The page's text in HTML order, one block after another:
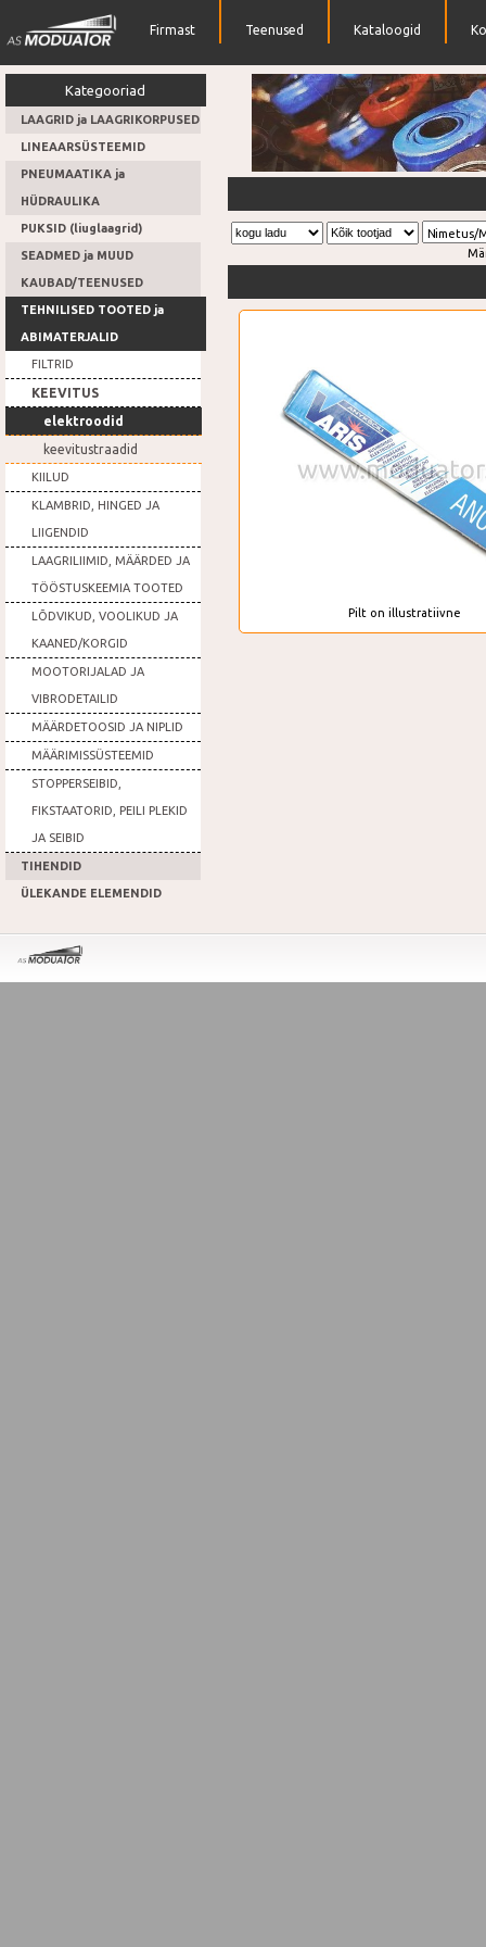
Firmast Teenused Kataloogid
Kategooriad
LAAGRID ja LAAGRIKORPUSED
LINEAARSÜSTEEMID
PNEUMAATIKA ja
HÜDRAULIKA
PUKSID (liuglaagrid)
SEADMED ja MUUD
KAUBAD/TEENUSED
TEHNILISED TOOTED ja
ABIMATERJALID
FILTRID
KEEVITUS
elektroodid
keevitustraadid
KIILUD
KLAMBRID, HINGED JA
LIIGENDID
LAAGRILIIMID, MÄÄRDED JA
TÖÖSTUSKEEMIA TOOTED
LÕDVIKUD, VOOLIKUD JA
KAANED/KORGID
MOOTORIJALAD JA
VIBRODETAILID
MÄÄRDETOOSID JA NIPLID
MÄÄRIMISSÜSTEEMID
STOPPERSEIBID,
FIKSTAATORID, PEILI PLEKID
JA SEIBID
TIHENDID
ÜLEKANDE ELEMENDID
Nimetus/
Pilt on illustratiivne